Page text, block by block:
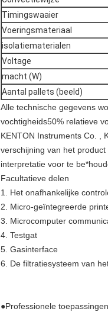
Timingswaaier
Voeringsmateriaal
isolatiematerialen
Voltage
macht (W)
Aantal pallets (beeld)
Alle technische gegevens
vochtigheids50% relatieve
KENTON Instruments Co. ,
verschijning van het
interpretatie voor te
Facultatieve delen
1. Het onafhankelijke
2. Micro-geïntegreerde
3. Microcomputer
4. Testgat
5. Gasinterface
6. De filtratiesysteem van
●Professionele